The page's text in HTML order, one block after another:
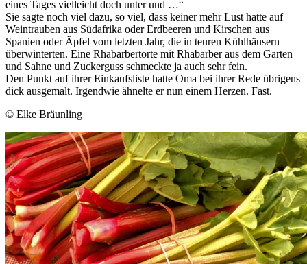
eines Tages vielleicht doch unter und …“
Sie sagte noch viel dazu, so viel, dass keiner mehr Lust hatte auf
Weintrauben aus Südafrika oder Erdbeeren und Kirschen aus
Spanien oder Äpfel vom letzten Jahr, die in teuren Kühlhäusern
überwinterten. Eine Rhabarbertorte mit Rhabarber aus dem Garten
und Sahne und Zuckerguss schmeckte ja auch sehr fein.
Den Punkt auf ihrer Einkaufsliste hatte Oma bei ihrer Rede übrigens
dick ausgemalt. Irgendwie ähnelte er nun einem Herzen. Fast.
© Elke Bräunling